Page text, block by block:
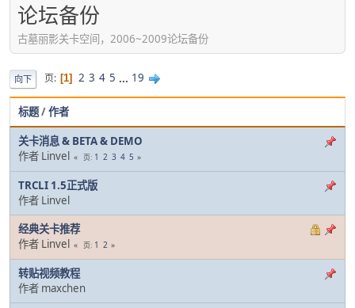
论坛备份
古墓丽影关卡空间，2006~2009论坛备份
向下 页 1 2 3 4 5 ... 19
标题/作者
关卡消息 & BETA & DEMO
作者 Linvel
页 1 2 3 4 5
TRCLI 1.5正式版
作者 Linvel
经典关卡推荐
作者 Linvel
页 1 2
转贴视频教程
作者 maxchen